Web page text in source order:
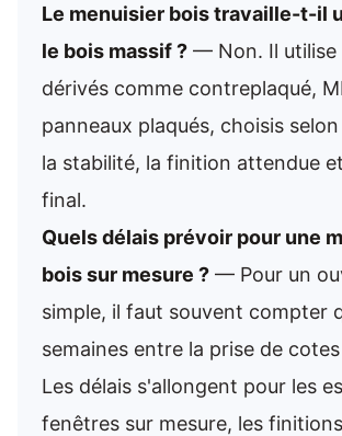
Le menuisier bois travaille-t-il
le bois massif ? — Non. Il utilise
dérivés comme contreplaqué,
panneaux plaqués, choisis
la stabilité, la finition attendue
final.
Quels délais prévoir pour une
bois sur mesure ? — Pour un
simple, il faut souvent compter
semaines entre la prise de
Les délais s'allongent pour les
fenêtres sur mesure, les finitions